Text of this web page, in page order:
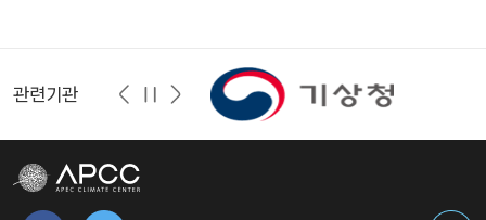
관련기관